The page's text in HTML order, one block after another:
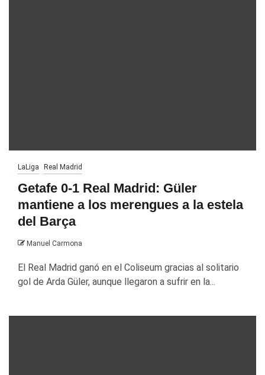
LaLiga Real Madrid
Getafe 0-1 Real Madrid: Güler
mantiene a los merengues a la estela
del Barça
Manuel Carmona
El Real Madrid ganó en el Coliseum gracias al solitario
gol de Arda Güler, aunque llegaron a sufrir en la...